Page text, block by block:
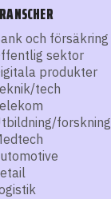
och försäkring
sektor
produkter
tech
forskning